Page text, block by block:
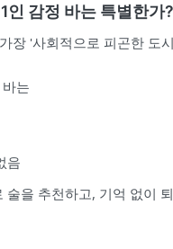
인 감정 바는 특별한가?
장 '사회적으로 피곤한 도
는
음
술을 추천하고, 기억 없이